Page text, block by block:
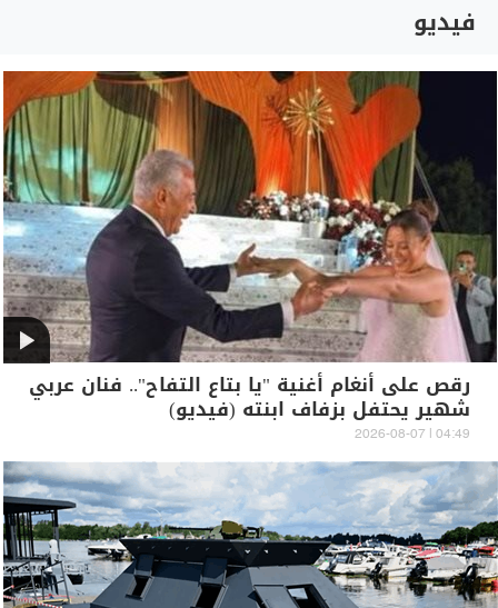
فيديو
رقص على أنغام أغنية "يا بتاع التفاح".. فنان عربي
شهير يحتفل بزفاف ابنته (فيديو)
04:49 | 2026-08-07